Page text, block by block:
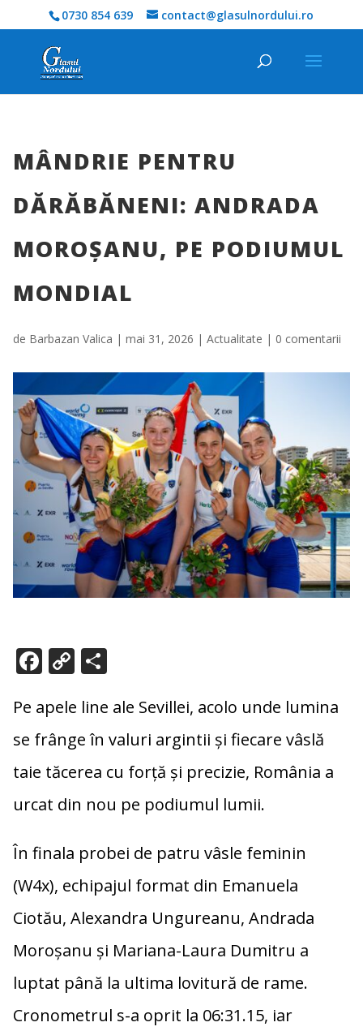
0730 854 639 contact@glasulnordului.ro
MÂNDRIE PENTRU
DĂRĂBĂNENI: ANDRADA
MOROȘANU, PE PODIUMUL
MONDIAL
de Barbazan Valica | mai 31, 2026 | Actualitate | 0 comentarii
F
e
b
o
o
k
C
p
y
Li
k
P
ta
je
az
Pe apele line ale Sevillei, acolo unde lumina
se frânge în valuri argintii și fiecare vâslă
taie tăcerea cu forță și precizie, România a
urcat din nou pe podiumul lumii.
În finala probei de patru vâsle feminin
(W4x), echipajul format din Emanuela
Ciotău, Alexandra Ungureanu, Andrada
Moroșanu și Mariana-Laura Dumitru a
luptat până la ultima lovitură de rame.
Cronometrul s-a oprit la 06:31.15, iar